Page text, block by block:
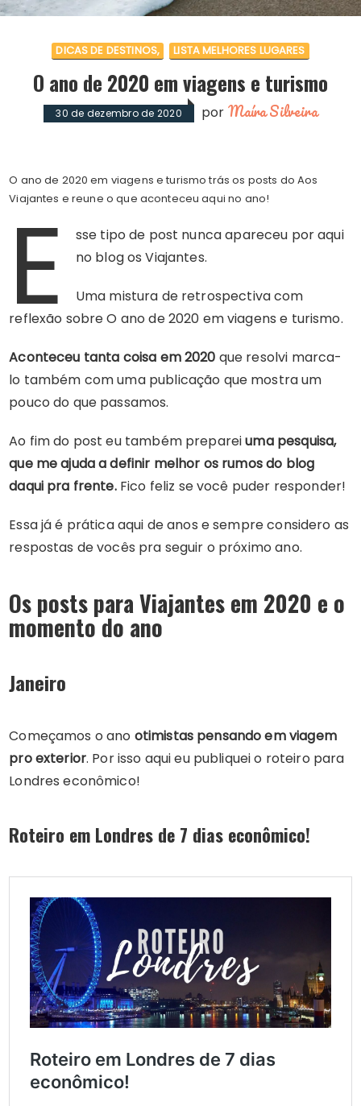
30 de dezembro de 2020 por Maíra Silveira
DICAS DE DESTINOS LISTA MELHORES LUGARES
O ano de 2020 em viagens e turismo
O ano de 2020 em viagens e turismo trás os posts do Aos
Viajantes e reune o que aconteceu aqui no ano!
E
sse tipo de post nunca apareceu por aqui
no blog os Viajantes.
Uma mistura de retrospectiva com
reflexão sobre O ano de 2020 em viagens e turismo.
Aconteceu tanta coisa em 2020 que resolvi marca-
lo também com uma publicação que mostra um
pouco do que passamos.
Ao fim do post eu também prepareiuma pesquisa,
que me ajuda a definir melhor os rumos do blog
daqui pra frente. Fico feliz se você puder responder!
Essa já é prática aqui de anos e sempre considero as
respostas de vocês pra seguir o próximo ano.
Os posts para Viajantes em 2020 e o
momento do ano
Janeiro
Começamos o ano otimistas pensando em viagem
pro exterior. Por isso aqui eu publiquei o roteiro para
Londres econômico!
Roteiro em Londres de 7 dias econômico!